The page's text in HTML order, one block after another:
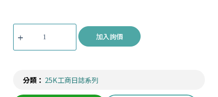
加入詢價
分類： 25K工商日誌系列